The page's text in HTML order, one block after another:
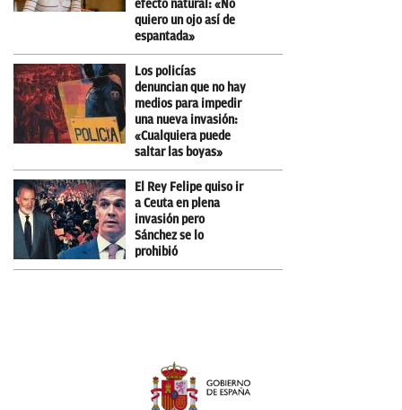
efecto natural: «No
quiero un ojo así de
espantada»
Los policías
denuncian que no hay
medios para impedir
una nueva invasión:
«Cualquiera puede
saltar las boyas»
El Rey Felipe quiso ir
a Ceuta en plena
invasión pero
Sánchez se lo
prohibió